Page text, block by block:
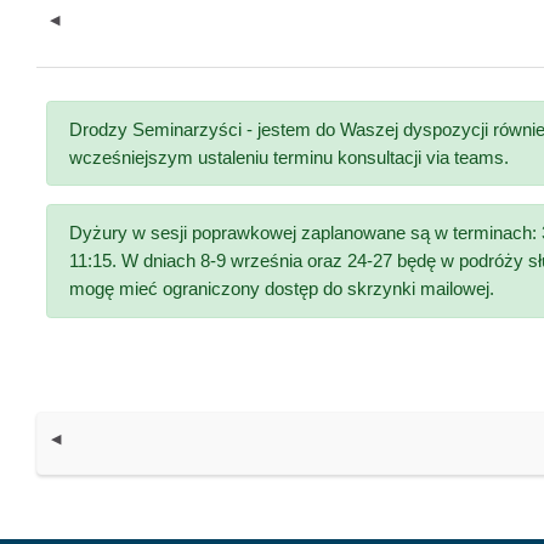
◀︎
Drodzy Seminarzyści - jestem do Waszej dyspozycji
wcześniejszym ustaleniu terminu konsultacji via teams.
Dyżury w sesji poprawkowej zaplanowane są w
11:15. W dniach 8-9 września oraz 24-27 będę w podróży
mogę mieć ograniczony dostęp do skrzynki mailowej.
◀︎